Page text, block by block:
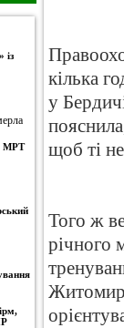
із
МРТ
кілька
у
щоб ті
Того ж
річного